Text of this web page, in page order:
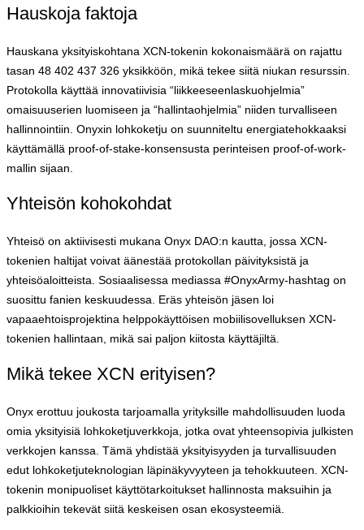
Hauskoja faktoja
Hauskana yksityiskohtana XCN-tokenin kokonaismäärä on rajattu
tasan 48 402 437 326 yksikköön, mikä tekee siitä niukan resurssin.
Protokolla käyttää innovatiivisia “liikkeeseenlaskuohjelmia”
omaisuuserien luomiseen ja “hallintaohjelmia” niiden turvalliseen
hallinnointiin. Onyxin lohkoketju on suunniteltu energiatehokkaaksi
käyttämällä proof-of-stake-konsensusta perinteisen proof-of-work-
mallin sijaan.
Yhteisön kohokohdat
Yhteisö on aktiivisesti mukana Onyx DAO:n kautta, jossa XCN-
tokenien haltijat voivat äänestää protokollan päivityksistä ja
yhteisöaloitteista. Sosiaalisessa mediassa #OnyxArmy-hashtag on
suosittu fanien keskuudessa. Eräs yhteisön jäsen loi
vapaaehtoisprojektina helppokäyttöisen mobiilisovelluksen XCN-
tokenien hallintaan, mikä sai paljon kiitosta käyttäjiltä.
Mikä tekee XCN erityisen?
Onyx erottuu joukosta tarjoamalla yrityksille mahdollisuuden luoda
omia yksityisiä lohkoketjuverkkoja, jotka ovat yhteensopivia julkisten
verkkojen kanssa. Tämä yhdistää yksityisyyden ja turvallisuuden
edut lohkoketjuteknologian läpinäkyvyyteen ja tehokkuuteen. XCN-
tokenin monipuoliset käyttötarkoitukset hallinnosta maksuihin ja
palkkioihin tekevät siitä keskeisen osan ekosysteemiä.